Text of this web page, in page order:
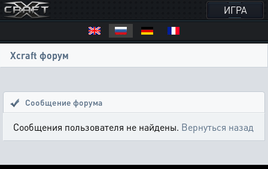
ИГРА
Xcraft форум
Сообщение форума
Сообщения пользователя не найдены. Вернуться назад